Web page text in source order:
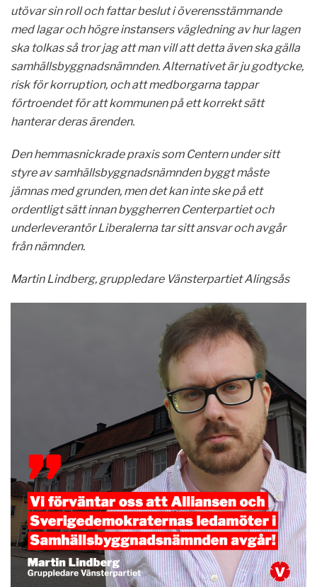
utövar sin roll och fattar beslut i överensstämmande
med lagar och högre instansers vägledning av hur lagen
ska tolkas så tror jag att man vill att detta även ska gälla
samhällsbyggnadsnämnden. Alternativet är ju godtycke,
risk för korruption, och att medborgarna tappar
förtroendet för att kommunen på ett korrekt sätt
hanterar deras ärenden.
Den hemmasnickrade praxis som Centern under sitt
styre av samhällsbyggnadsnämnden byggt måste
jämnas med grunden, men det kan inte ske på ett
ordentligt sätt innan byggherren Centerpartiet och
underleverantör Liberalerna tar sitt ansvar och avgår
från nämnden.
Martin Lindberg, gruppledare Vänsterpartiet Alingsås